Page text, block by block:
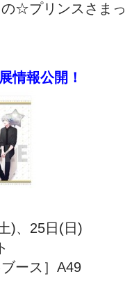
☆プリンスさま
情報公開！
)、25日(日)
ース］A49